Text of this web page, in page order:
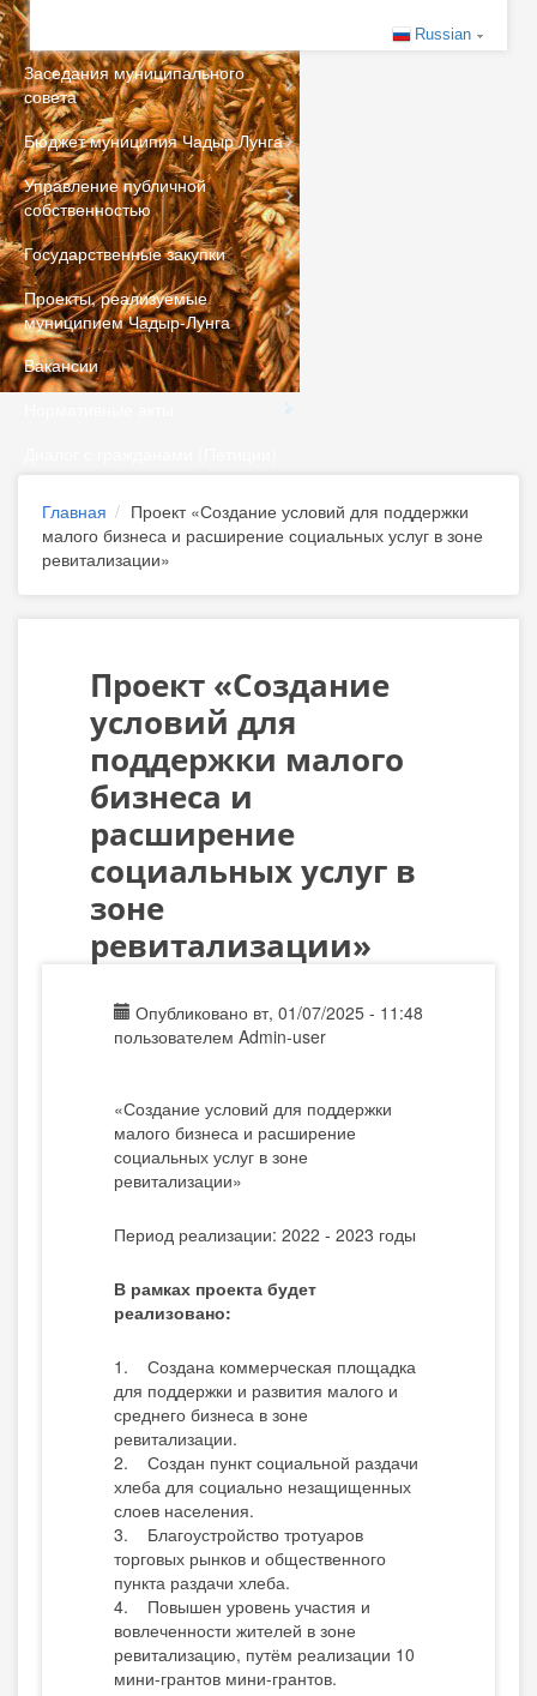
Russian
Заседания муниципального
совета
Бюджет муниципия Чадыр Лунга
Управление публичной
собственностью
Государственные закупки
Проекты, реализуемые
муниципием Чадыр-Лунга
Вакансии
Главная
Проект «Создание условий для поддержки
малого бизнеса и расширение социальных услуг в зоне
ревитализации»
Проект «Создание
условий для
поддержки малого
бизнеса и
расширение
социальных услуг в
зоне
ревитализации»
Опубликовано вт, 01/07/2025 - 11:48
пользователем Admin-user
«Создание условий для поддержки
малого бизнеса и расширение
социальных услуг в зоне
ревитализации»
Период реализации: 2022 - 2023 годы
В рамках проекта будет
реализовано:
1. Создана коммерческая площадка
для поддержки и развития малого и
среднего бизнеса в зоне
ревитализации.
2. Создан пункт социальной раздачи
хлеба для социально незащищенных
слоев населения.
3. Благоустройство тротуаров
торговых рынков и общественного
пункта раздачи хлеба.
4. Повышен уровень участия и
вовлеченности жителей в зоне
ревитализацию, путём реализации 10
мини-грантов мини-грантов.